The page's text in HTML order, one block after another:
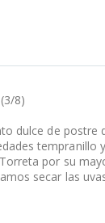
8)
dulce de postre
tempranillo
por su
secar las